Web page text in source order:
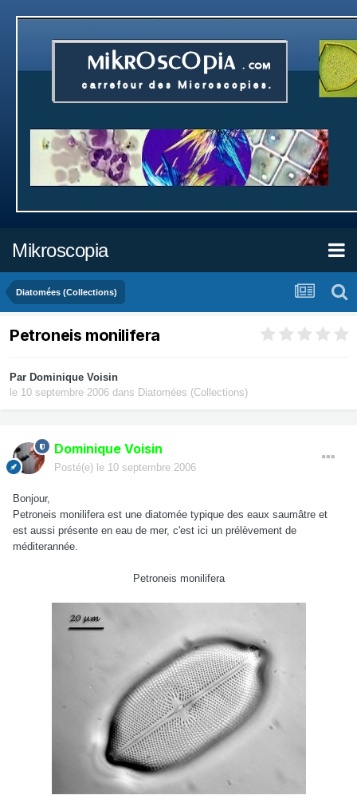
Mikroscopia
Diatomées (Collections)
Petroneis monilifera
Par Dominique Voisin
le 10 septembre 2006 dans Diatomées (Collections)
Dominique Voisin
Posté(e) le 10 septembre 2006
Bonjour,
Petroneis monilifera est une diatomée typique des eaux saumâtre et
est aussi présente en eau de mer, c'est ici un prélèvement de
méditerannée.
Petroneis monilifera